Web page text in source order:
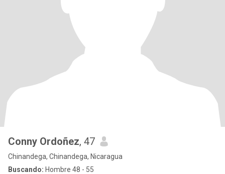
Conny Ordoñez, 47
Chinandega, Chinandega, Nicaragua
Buscando: Hombre 48 - 55